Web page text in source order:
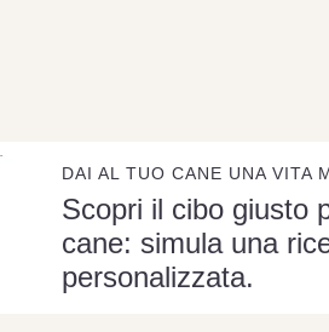
DAI AL TUO CANE UNA VITA
Scopri il cibo giusto
cane: simula una
personalizzata.